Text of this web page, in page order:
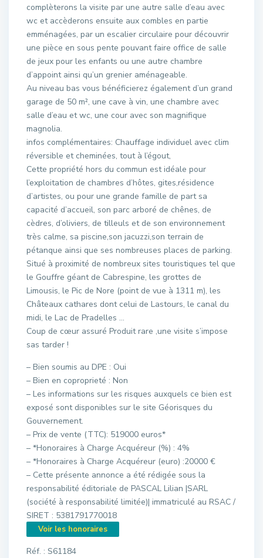
complèterons la visite par une autre salle d’eau avec
wc et accèderons ensuite aux combles en partie
emménagées, par un escalier circulaire pour découvrir
une pièce en sous pente pouvant faire office de salle
de jeux pour les enfants ou une autre chambre
d’appoint ainsi qu’un grenier aménageable.
Au niveau bas vous bénéficierez également d’un grand
garage de 50 m², une cave à vin, une chambre avec
salle d’eau et wc, une cour avec son magnifique
magnolia.
infos complémentaires: Chauffage individuel avec clim
réversible et cheminées, tout à l’égout,
Cette propriété hors du commun est idéale pour
l’exploitation de chambres d’hôtes, gites,résidence
d’artistes, ou pour une grande famille de part sa
capacité d’accueil, son parc arboré de chênes, de
cèdres, d’oliviers, de tilleuls et de son environnement
très calme, sa piscine,son jacuzzi,son terrain de
pétanque ainsi que ses nombreuses places de parking.
Situé à proximité de nombreux sites touristiques tel que
le Gouffre géant de Cabrespine, les grottes de
Limousis, le Pic de Nore (point de vue à 1311 m), les
Châteaux cathares dont celui de Lastours, le canal du
midi, le Lac de Pradelles …
Coup de cœur assuré Produit rare ,une visite s’impose
sas tarder !
– Bien soumis au DPE : Oui
– Bien en coproprieté : Non
– Les informations sur les risques auxquels ce bien est
exposé sont disponibles sur le site Géorisques du
Gouvernement.
– Prix de vente (TTC): 519000 euros*
– *Honoraires à Charge Acquéreur (%) : 4%
– *Honoraires à Charge Acquéreur (euro) :20000 €
– Cette présente annonce a été rédigée sous la
responsabilité éditoriale de PASCAL Lilian |SARL
(société à responsabilité limitée)| immatriculé au RSAC /
SIRET : 5381791770018
Voir les honoraires
Réf. : S61184